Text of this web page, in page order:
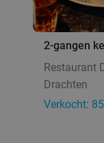
2-gangen
Restaurant
Drachten
Verkocht: